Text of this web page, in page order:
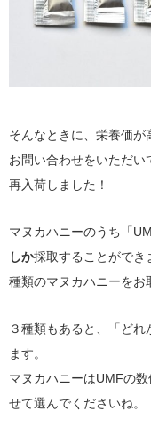
そんなときに、栄養価が
お問い合わせをいただ
再入荷しました！
マヌカハニーのうち「
しか採取することができ
種類のマヌカハニーをお
３種類もあると、「ど
ます。
マヌカハニーはUMFの
せて選んでくださいね。